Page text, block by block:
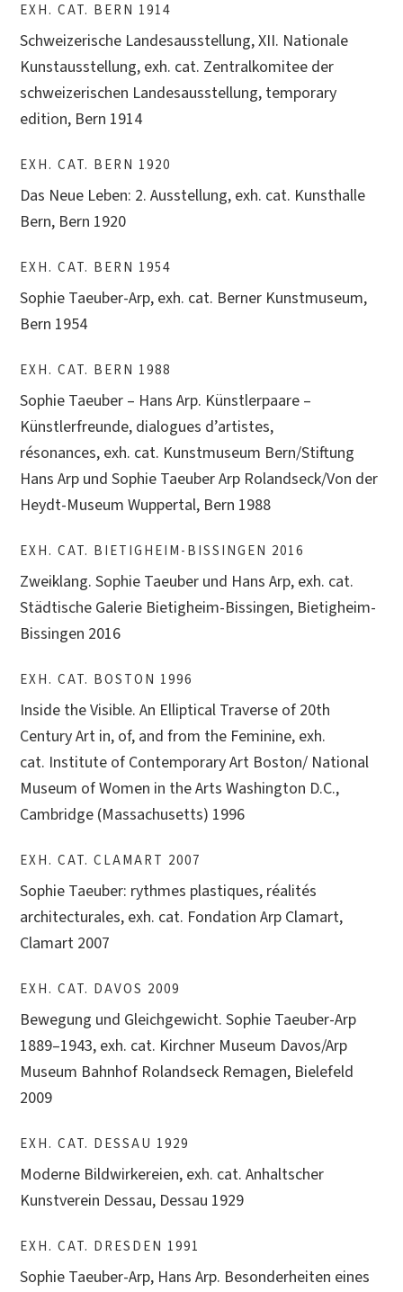
EXH. CAT. BERN 1914
Schweizerische Landesausstellung, XII. Nationale
Kunstausstellung, exh. cat. Zentralkomitee der
schweizerischen Landesausstellung, temporary
edition, Bern 1914
EXH. CAT. BERN 1920
Das Neue Leben: 2. Ausstellung, exh. cat. Kunsthalle
Bern, Bern 1920
EXH. CAT. BERN 1954
Sophie Taeuber-Arp, exh. cat. Berner Kunstmuseum,
Bern 1954
EXH. CAT. BERN 1988
Sophie Taeuber – Hans Arp. Künstlerpaare –
Künstlerfreunde, dialogues d’artistes,
résonances, exh. cat. Kunstmuseum Bern/Stiftung
Hans Arp und Sophie Taeuber Arp Rolandseck/Von der
Heydt-Museum Wuppertal, Bern 1988
EXH. CAT. BIETIGHEIM-BISSINGEN 2016
Zweiklang. Sophie Taeuber und Hans Arp, exh. cat.
Städtische Galerie Bietigheim-Bissingen, Bietigheim-
Bissingen 2016
EXH. CAT. BOSTON 1996
Inside the Visible. An Elliptical Traverse of 20th
Century Art in, of, and from the Feminine, exh.
cat. Institute of Contemporary Art Boston/ National
Museum of Women in the Arts Washington D.C.,
Cambridge (Massachusetts) 1996
EXH. CAT. CLAMART 2007
Sophie Taeuber: rythmes plastiques, réalités
architecturales, exh. cat. Fondation Arp Clamart,
Clamart 2007
EXH. CAT. DAVOS 2009
Bewegung und Gleichgewicht. Sophie Taeuber-Arp
1889–1943, exh. cat. Kirchner Museum Davos/Arp
Museum Bahnhof Rolandseck Remagen, Bielefeld
2009
EXH. CAT. DESSAU 1929
Moderne Bildwirkereien, exh. cat. Anhaltscher
Kunstverein Dessau, Dessau 1929
EXH. CAT. DRESDEN 1991
Sophie Taeuber-Arp, Hans Arp. Besonderheiten eines